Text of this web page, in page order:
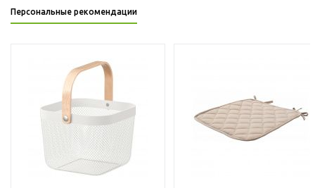
Персональные рекомендации